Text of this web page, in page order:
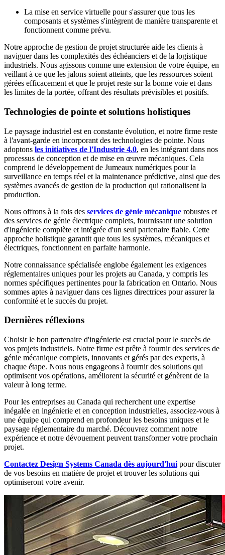
La mise en service virtuelle pour s'assurer que tous les
composants et systèmes s'intègrent de manière transparente et
fonctionnent comme prévu.
Notre approche de gestion de projet structurée aide les clients à
naviguer dans les complexités des échéanciers et de la logistique
industriels. Nous agissons comme une extension de votre équipe, en
veillant à ce que les jalons soient atteints, que les ressources soient
gérées efficacement et que le projet reste sur la bonne voie et dans
les limites de la portée, offrant des résultats prévisibles et positifs.
Technologies de pointe et solutions holistiques
Le paysage industriel est en constante évolution, et notre firme reste
à l'avant-garde en incorporant des technologies de pointe. Nous
adoptons les initiatives de l'Industrie 4.0, en les intégrant dans nos
processus de conception et de mise en œuvre mécaniques. Cela
comprend le développement de Jumeaux numériques pour la
surveillance en temps réel et la maintenance prédictive, ainsi que des
systèmes avancés de gestion de la production qui rationalisent la
production.
Nous offrons à la fois des services de génie mécanique robustes et
des services de génie électrique complets, fournissant une solution
d'ingénierie complète et intégrée d'un seul partenaire fiable. Cette
approche holistique garantit que tous les systèmes, mécaniques et
électriques, fonctionnent en parfaite harmonie.
Notre connaissance spécialisée englobe également les exigences
réglementaires uniques pour les projets au Canada, y compris les
normes spécifiques pertinentes pour la fabrication en Ontario. Nous
sommes aptes à naviguer dans ces lignes directrices pour assurer la
conformité et le succès du projet.
Dernières réflexions
Choisir le bon partenaire d'ingénierie est crucial pour le succès de
vos projets industriels. Notre firme est prête à fournir des services de
génie mécanique complets, innovants et gérés par des experts, à
chaque étape. Nous nous engageons à fournir des solutions qui
optimisent vos opérations, améliorent la sécurité et génèrent de la
valeur à long terme.
Pour les entreprises au Canada qui recherchent une expertise
inégalée en ingénierie et en conception industrielles, associez-vous à
une équipe qui comprend en profondeur les besoins uniques et le
paysage réglementaire du marché. Découvrez comment notre
expérience et notre dévouement peuvent transformer votre prochain
projet.
Contactez Design Systems Canada dès aujourd'hui pour discuter
de vos besoins en matière de projet et trouver les solutions qui
optimiseront votre avenir.